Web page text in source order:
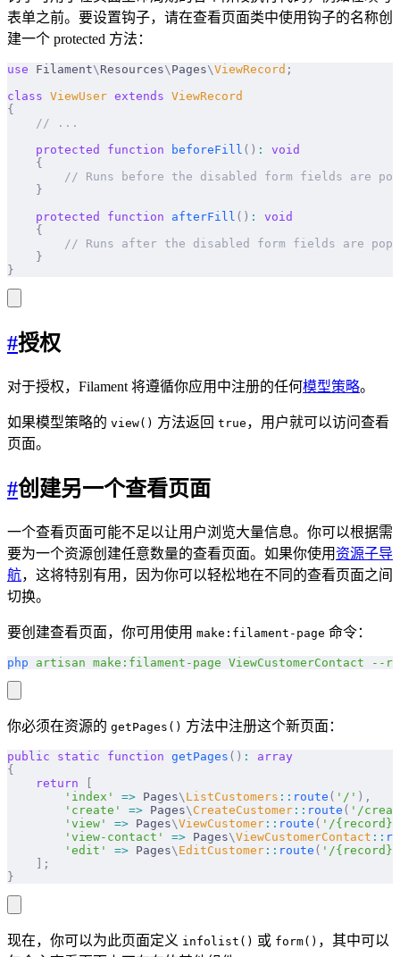
表单之前。要设置钩子，请在查看页面类中使用钩子的名称创
建一个 protected 方法：
use Filament\ Resources\ Pages\ViewRecord ;
class ViewUser extends ViewRecord
{
    // ...
    protected
function beforeFill () :
void
    {
// Runs before the disabled form fields are
    }
    protected
function afterFill () :
void
    {
// Runs after the disabled form fields are
    }
}
#授权
对于授权，Filament 将遵循你应用中注册的任何模型策略。
如果模型策略的 view() 方法返回 true ，用户就可以访问查看
页面。
#创建另一个查看页面
一个查看页面可能不足以让用户浏览大量信息。你可以根据需
要为一个资源创建任意数量的查看页面。如果你使用 资源子导
航，这将特别有用，因为你可以轻松地在不同的查看页面之间
切换。
要创建查看页面，你可用使用 make:filament-page 命令：
php artisan make:filament-page ViewCustomerContact --
你必须在资源的 getPages() 方法中注册这个新页面：
public static function getPages () :
array
{
    return
        'index'
=> Pages\ ListCustomers :: route ( '/' ),
        'create'
=> Pages\ CreateCustomer :: route ( '/
        'view'
=> Pages\ViewCustomer :: route ( '/{record}'
        'view-contact'
=> Pages\ViewCustomerContact ::
        'edit'
=> Pages\ EditCustomer :: route ( '/
    ];
}
现在，你可以为此页面定义 infolist() 或 form() ，其中可以